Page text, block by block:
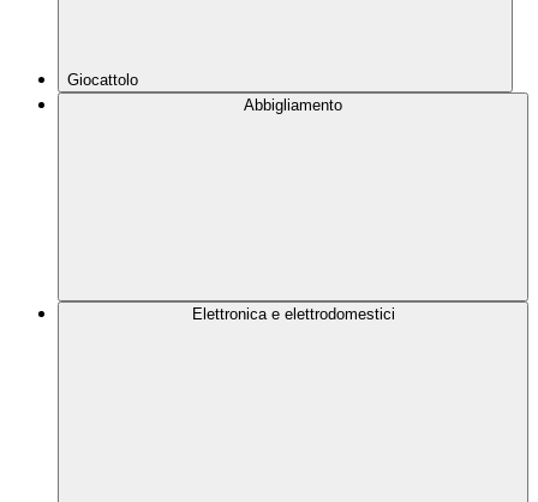
Giocattolo
Abbigliamento
Elettronica e elettrodomestici